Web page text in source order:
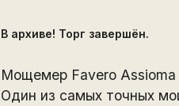
В архиве! Торг завершён.
Мощемер Favero Assioma
Один из самых точных